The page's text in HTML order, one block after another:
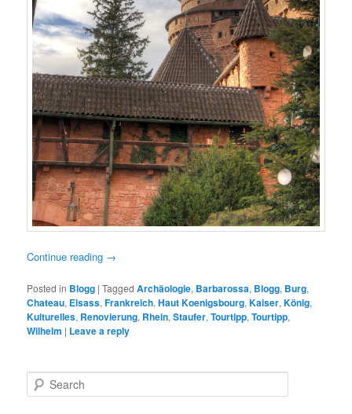
Continue reading →
Posted in Blogg |Tagged Archäologie, Barbarossa, Blogg, Burg,
Chateau, Elsass,Frankreich,Haut Koenigsbourg,Kaiser,König,
Kulturelles, Renovierung, Rhein,Staufer,Tourtipp,Tourtipp,
Wilhelm | Leave a reply
e